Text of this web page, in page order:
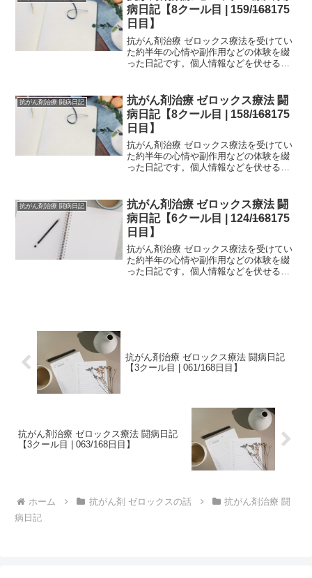
な副作用が生じるか参考...
病日記【8クール目 | 159/168175
日目】
抗がん剤治療 ゼロックス療法を受けてい
た約半年の心情や副作用などの体験を綴
った日記です。個人情報などを伏せるた
す。治療中の方は、どの時期でどのよう
な副作用が生じるか参考...
抗がん剤治療 闘病日記
抗がん剤治療 ゼロックス療法 闘
病日記【8クール目 | 158/168175
日目】
抗がん剤治療 ゼロックス療法を受けてい
た約半年の心情や副作用などの体験を綴
った日記です。個人情報などを伏せるた
す。治療中の方は、どの時期でどのよう
な副作用が生じるか参考...
抗がん剤治療 闘病日記
抗がん剤治療 ゼロックス療法 闘
病日記【6クール目 | 124/168175
日目】
抗がん剤治療 ゼロックス療法を受けてい
た約半年の心情や副作用などの体験を綴
った日記です。個人情報などを伏せるた
抗がん剤治療 ゼロックス療法 闘病日記
【3クール目 | 061/168日目】
抗がん剤治療 ゼロックス療法 闘病日記
【3クール目 | 063/168日目】
ホーム 抗がん剤 ゼロックスの話
抗がん剤治療 闘
病日記